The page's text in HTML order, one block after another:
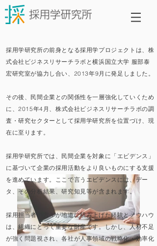
採用学研究所の前身となる採用学プロジェクトは、株
式会社ビジネスリサーチラボと横浜国立大学 服部泰
宏研究室が協力し合い、2013年9月に発足しました。
その後、民間企業との関係性を一層強化していくため
に、2015年4月、株式会社ビジネスリサーチラボの調
査・研究セクターとして採用学研究所を位置づけ、現
在に至ります。
採用学研究所では、民間企業を対象に「エビデンス」
に基づいて企業の採用活動をより良いものにする支援
を進めています。ここで言うエビデンスには、デー
タ、その分析結果、研究知見等が含まれます。
採用担当者の方々が地道に積み上げた経験とノウハウ
は、組織にとって重要な財産です。しかし、人材不足
が強く問題視され、各社が人事領域の戦略化・効率化